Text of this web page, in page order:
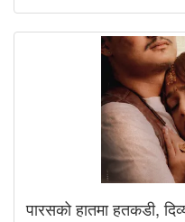
पारसको हातमा हतकडी,